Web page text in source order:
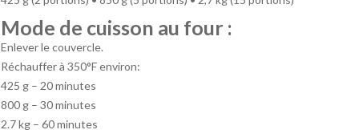
Mode de cuisson au four :
Enlever le couvercle.
Réchauffer à 350°F environ:
425 g – 20 minutes
800 g – 30 minutes
2.7 kg – 60 minutes